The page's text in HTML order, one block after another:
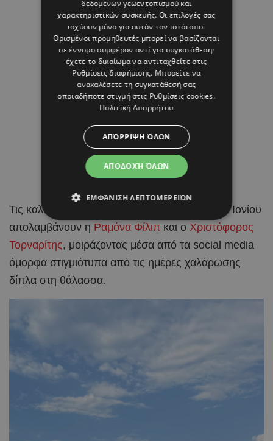
Τις καλοκαιρινές τους
στα νησιά του Ιονίου
απολαμβάνουν η Ραμόνα Φίλιπ και ο Χριστόφορος
Τορναρίτης, μοιράζοντας μέσα από τα social media
όμορφα στιγμιότυπα από τις ημέρες χαλάρωσης
δίπλα στη θάλασσα.
δεδομένων γεωεντοπισμού και
χαρακτηριστικών συσκευής. Οι επιλογές σας
ισχύουν μόνο για αυτόν τον ιστότοπο.
Ορισμένοι προμηθευτές μπορεί να βασίζονται
σε έννομο συμφέρον αντί για συγκατάθεση·
έχετε το δικαίωμα να αντιταχθείτε στις
Ρυθμίσεις διαφήμισης. Μπορείτε να
ανακαλέσετε τη συγκατάθεσή σας
οποιαδήποτε στιγμή στις Ρυθμίσεις cookies.
Πολιτική Απορρήτου
ΑΠΟΔΟΧΉ ΌΛΩΝ
ΑΠΌΡΡΙΨΗ ΌΛΩΝ
ΕΜΦΆΝΙΣΗ ΛΕΠΤΟΜΕΡΕΙΏΝ